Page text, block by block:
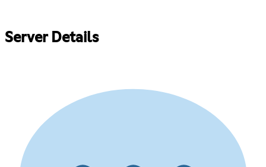
Server Details